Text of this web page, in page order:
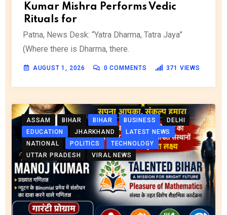
Kumar Mishra Performs Vedic
Rituals for
Patna, News Desk: “Yatra Dharma, Tatra Jaya”
(Where there is Dharma, there.
AUGUST 1, 2026 0 COMMENTS 371 VIEWS
ASSAM BIHAR BIHAR BUSINESS
DELHI
EDUCATION
JHARKHAND
LATEST NEWS
NATIONAL
POLITICS
TECHNOLOGY
UTTAR PRADESH
VIRAL NEWS